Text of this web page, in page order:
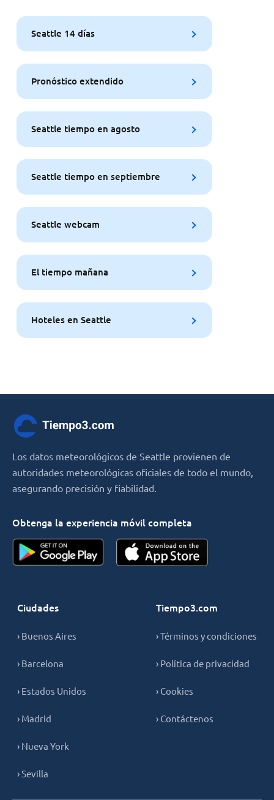
Seattle 14 días
Pronóstico extendido
Seattle tiempo en agosto
Seattle tiempo en septiembre
Seattle webcam
El tiempo mañana
Hoteles en Seattle
Los datos meteorológicos de Seattle provienen de
autoridades meteorológicas oficiales de todo el mundo,
asegurando precisión y fiabilidad.
Obtenga la experiencia móvil completa
Ciudades
› Buenos Aires
› Barcelona
› Estados Unidos
› Madrid
› Nueva York
› Sevilla
Tiempo3.com
› Términos y condiciones
› Política de privacidad
› Cookies
› Contáctenos